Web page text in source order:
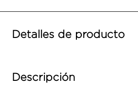
Detalles de producto
Descripción